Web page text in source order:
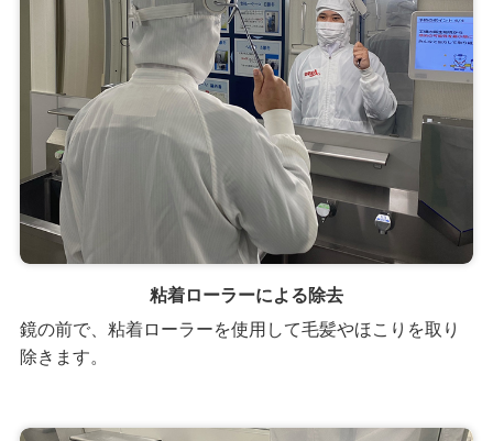
粘着ローラーによる除去
鏡の前で、粘着ローラーを使用して毛髪やほこりを取り
除きます。